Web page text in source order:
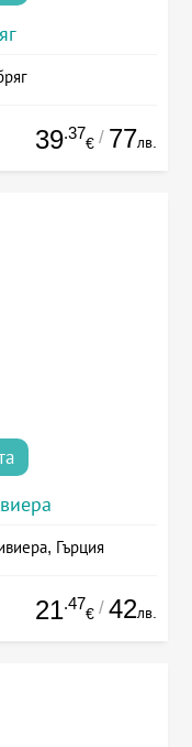
39.37
€ / 77лв.
Гърция
21.47
€ / 42лв.